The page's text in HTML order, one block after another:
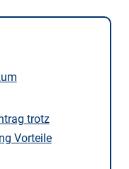
trotz
Vorteile